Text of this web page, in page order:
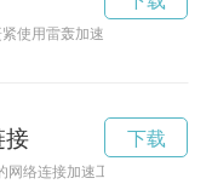
使用雷轰加速下载器官方版
接
网络连接加速工具，可以快速
下载